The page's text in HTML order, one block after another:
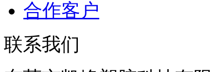
合作客户
联系我们